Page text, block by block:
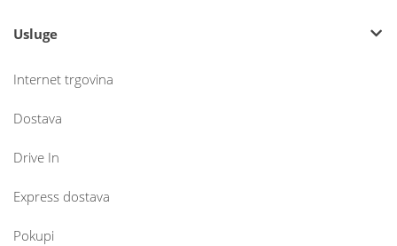
Usluge
Internet trgovina
Dostava
Drive In
Express dostava
Pokupi